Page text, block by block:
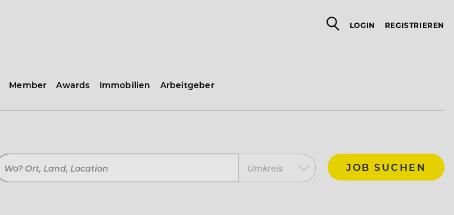
LOGIN REGISTRIEREN
Member Awards Immobilien Arbeitgeber
Umkreis JOB SUCHEN